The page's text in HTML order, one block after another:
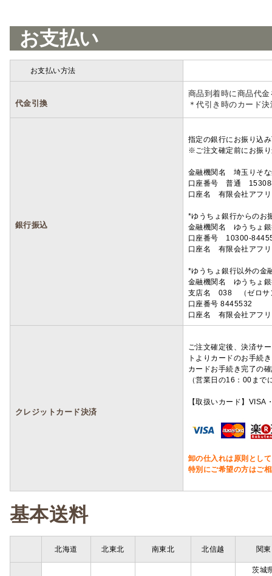
お支払い
お支払い方法
代金引換
商品到着時に商品代
＊代引き時のカード
銀行振込
指定の銀行にお振り込
※ご注文確定前にお振
金融機関名 埼玉りそ
口座番号 普通
口座名 有限会社アフ
*ゆうちょ銀行からのお
金融機関名 ゆうちょ
口座番号 10300-
口座名 有限会社アフ
*ゆうちょ銀行以外の金
金融機関名 ゆうちょ
支店名 038 （ゼロサ
口座番号 8445532
口座名 有限会社アフ
クレジットカード決済
ご注文確定後、決済サ
トよりカードのお手続
カードお手続き完了の
（営業日の16：00ま
【取扱いカード】
卸の仕入れは原則とし
特別にご希望の方はご
基本送料
北海道 北東北 南東北 北信越 関東
茨城